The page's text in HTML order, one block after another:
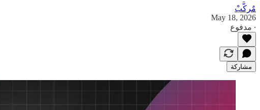
مٌركَّبْ
May 18, 2026
∙ مدفوع
مشاركة